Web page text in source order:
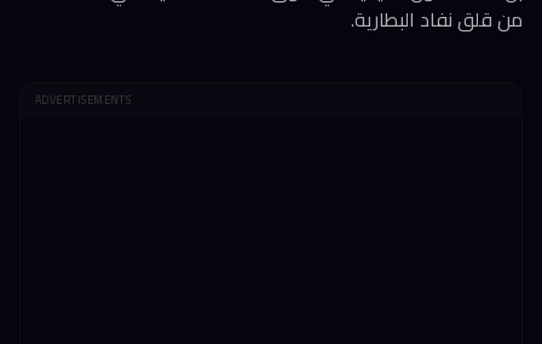
من قلق نفاد البطارية.
ADVERTISEMENTS